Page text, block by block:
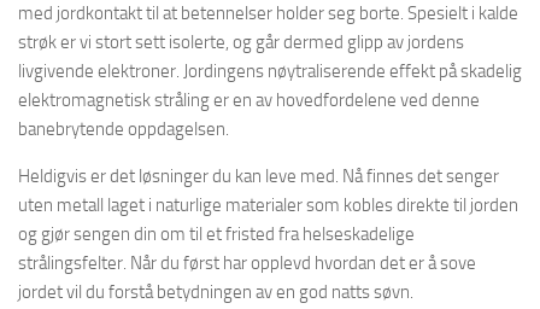
med jordkontakt til at betennelser holder seg borte. Spesielt i kalde
strøk er vi stort sett isolerte, og går dermed glipp av jordens
livgivende elektroner. Jordingens nøytraliserende effekt på skadelig
elektromagnetisk stråling er en av hovedfordelene ved denne
banebrytende oppdagelsen.
Heldigvis er det løsninger du kan leve med. Nå finnes det senger
uten metall laget i naturlige materialer som kobles direkte til jorden
og gjør sengen din om til et fristed fra helseskadelige
strålingsfelter. Når du først har opplevd hvordan det er å sove
jordet vil du forstå betydningen av en god natts søvn.